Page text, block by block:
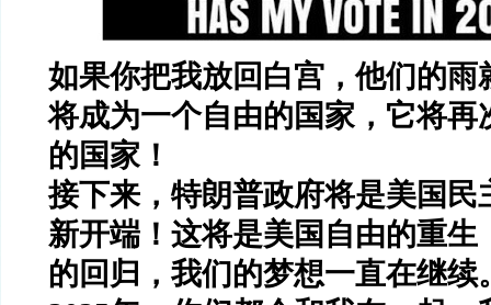
如果你把我放回白宫，他们的雨
将成为一个自由的国家，它将再
的国家！
接下来，特朗普政府将是美国民
新开端！这将是美国自由的重生
的回归，我们的梦想一直在继续